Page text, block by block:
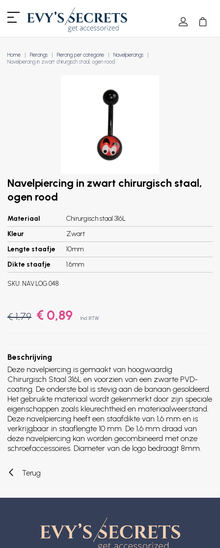
Home Piercings Piercing per categorie
Navelpiercings
Navelpiercing in zwart chirurgisch staal, ogen rood
Navelpiercing in zwart chirurgisch staal,
ogen rood
Materiaal
Chirurgisch staal 316L
Kleur
Zwart
Lengte staafje
10mm
Dikte staafje
1.6mm
SKU: NAV.LOG.048
€ 1,79 € 0,89 Incl. BTW
Beschrijving
Deze navelpiercing is gemaakt van hoogwaardig
Chirurgisch Staal 316L en voorzien van een zwarte PVD-
coating. De onderste bal is stevig aan de banaan gesoldeerd.
Het gebruikte materiaal wordt gekenmerkt door zijn speciale
eigenschappen zoals kleurechtheid en materiaalweerstand.
Deze navelpiercing heeft een staafdikte van 1,6 mm en is
verkrijgbaar in staaflengte 10 mm. De 1,6 mm draad van
deze navelpiercing kan worden gecombineerd met onze
schroefaccessoires. Diameter van de logo bedraagt 8mm.
Terug